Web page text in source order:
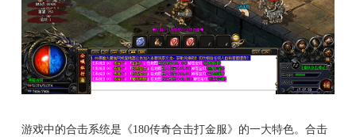
游戏中的合击系统是《180传奇合击打金服》的一大特色。合击